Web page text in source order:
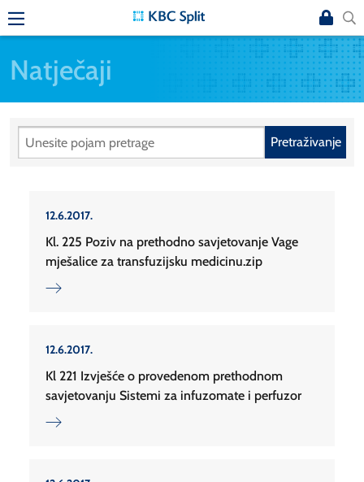
Natječaji
Pretraživanje
12.6.2017.
Kl. 225 Poziv na prethodno savjetovanje Vage
mješalice za transfuzijsku medicinu.zip
12.6.2017.
Kl 221 Izvješće o provedenom prethodnom
savjetovanju Sistemi za infuzomate i perfuzor